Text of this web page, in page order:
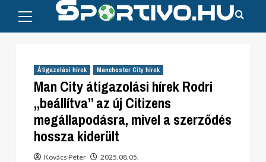
content
Menu
Átigazolási hírek Manchester City hírek
Man City átigazolási hírek Rodri
„beállítva” az új Citizens
megállapodásra, mivel a szerződés
hossza kiderült
Kovács Péter 2025.08.05.